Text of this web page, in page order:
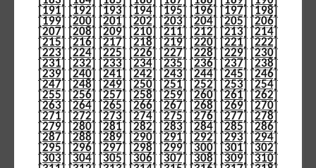
[191] [192] [193] [194] [195] [196] [197] [198]
[199] [200] [201] [202] [203] [204] [205] [206]
[207] [208] [209] [210] [211] [212] [213] [214]
[215] [216] [217] [218] [219] [220] [221] [222]
[223] [224] [225] [226] [227] [228] [229] [230]
[231] [232] [233] [234] [235] [236] [237] [238]
[239] [240] [241] [242] [243] [244] [245] [246]
[247] [248] [249] [250] [251] [252] [253] [254]
[255] [256] [257] [258] [259] [260] [261] [262]
[263] [264] [265] [266] [267] [268] [269] [270]
[271] [272] [273] [274] [275] [276] [277] [278]
[279] [280] [281] [282] [283] [284] [285] [286]
[287] [288] [289] [290] [291] [292] [293] [294]
[295] [296] [297] [298] [299] [300] [301] [302]
[303] [304] [305] [306] [307] [308] [309] [310]